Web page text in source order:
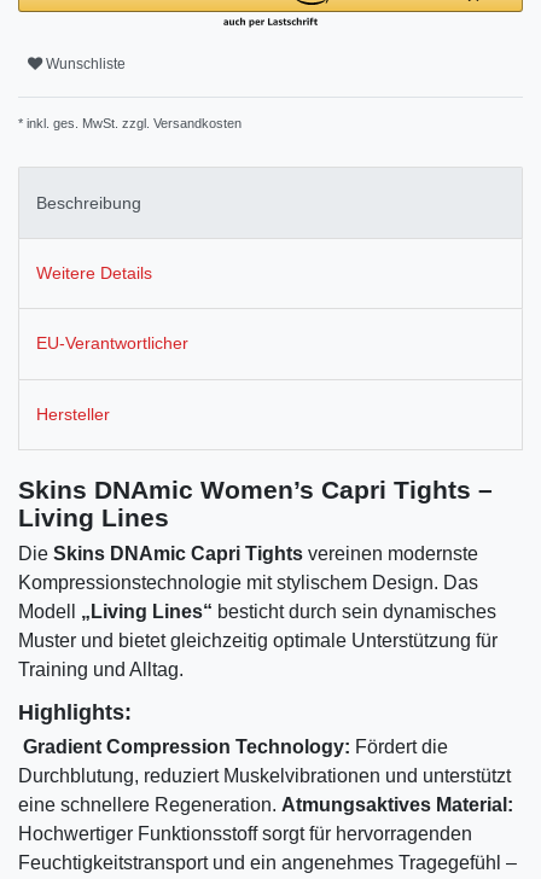
Wunschliste
* inkl. ges. MwSt. zzgl. Versandkosten
Beschreibung
Weitere Details
EU-Verantwortlicher
Hersteller
Skins DNAmic Women’s Capri Tights –
Living Lines
Die Skins DNAmic Capri Tights vereinen modernste
Kompressionstechnologie mit stylischem Design. Das
Modell „Living Lines“ besticht durch sein dynamisches
Muster und bietet gleichzeitig optimale Unterstützung für
Training und Alltag.
Highlights:
Gradient Compression Technology: Fördert die
Durchblutung, reduziert Muskelvibrationen und unterstützt
eine schnellere Regeneration. Atmungsaktives Material:
Hochwertiger Funktionsstoff sorgt für hervorragenden
Feuchtigkeitstransport und ein angenehmes Tragegefühl –